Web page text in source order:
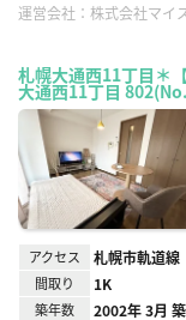
運営会社： 株式会社マイ
札幌大通西11丁目＊
大通西11丁目
アクセス 札幌市軌道線
間取り 1K
築年数 2002年 3月 築